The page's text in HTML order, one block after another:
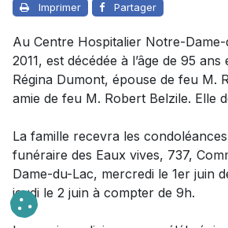
Imprimer Partager
Au Centre Hospitalier Notre-
2011, est décédée à l’âge de 95
Régina Dumont, épouse de feu M.
amie de feu M. Robert Belzile. Elle
La famille recevra les
funéraire des Eaux vives, 737,
Dame-du-Lac, mercredi le 1er juin
jeudi le 2 juin à compter de 9h.